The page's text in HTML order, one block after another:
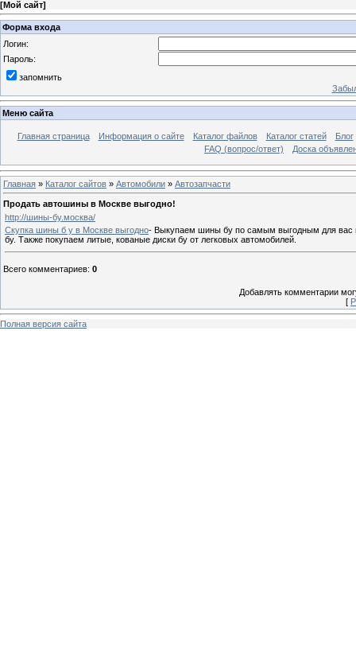
[Мой сайт]
Форма входа
Логин:
Пароль:
запомнить
Меню сайта
Главная страница Информация о сайте Каталог файлов Каталог статей
Блог
FAQ (вопрос/ответ)
Доска
Главная » Каталог сайтов » Автомобили » Автозапчасти
Продать автошины в Москве выгодно!
http://шины-бу.москва/
Скупка шины б у в Москве выгодно- Выкупаем шины бу по самым выгодным для вас
бу. Также покупаем литые, кованые диски бу от легковых автомобилей.
Всего комментариев: 0
Добавлять комментарии
[
Полная версия сайта